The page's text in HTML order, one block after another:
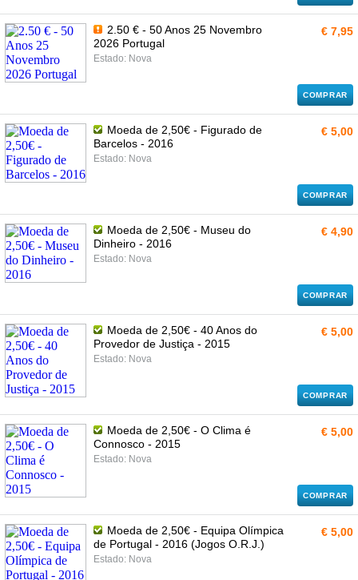
2.50 € - 50 Anos 25 Novembro
2026 Portugal
Estado: Nova
€ 7,95
COMPRAR
Moeda de 2,50€ - Figurado de
Barcelos - 2016
Estado: Nova
€ 5,00
COMPRAR
Moeda de 2,50€ - Museu do
Dinheiro - 2016
Estado: Nova
€ 4,90
COMPRAR
Moeda de 2,50€ - 40 Anos do
Provedor de Justiça - 2015
Estado: Nova
€ 5,00
COMPRAR
Moeda de 2,50€ - O Clima é
Connosco - 2015
Estado: Nova
€ 5,00
COMPRAR
Moeda de 2,50€ - Equipa Olímpica
de Portugal - 2016 (Jogos O.R.J.)
Estado: Nova
€ 5,00